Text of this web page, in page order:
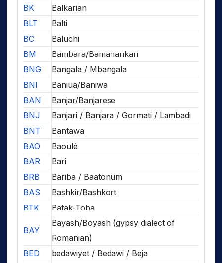
BK
Balkarian
BLT
Balti
BC
Baluchi
BM
Bambara/Bamanankan
BNG
Bangala / Mbangala
BNI
Baniua/Baniwa
BAN
Banjar/Banjarese
BNJ
Banjari / Banjara / Gormati / Lambadi
BNT
Bantawa
BAO
Baoulé
BAR
Bari
BRB
Bariba / Baatonum
BAS
Bashkir/Bashkort
BTK
Batak-Toba
BAY
Bayash/Boyash (gypsy dialect of
Romanian)
BED
bedawiyet / Bedawi / Beja